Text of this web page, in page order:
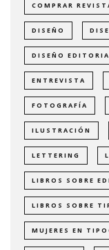
COMPRAR
DISEÑO
DISEÑO
ENTREVISTA
FOTOGRAFÍA
ILUSTRACIÓN
LETTERING
LIBROS SOBRE
LIBROS SOBRE
MUJERES EN